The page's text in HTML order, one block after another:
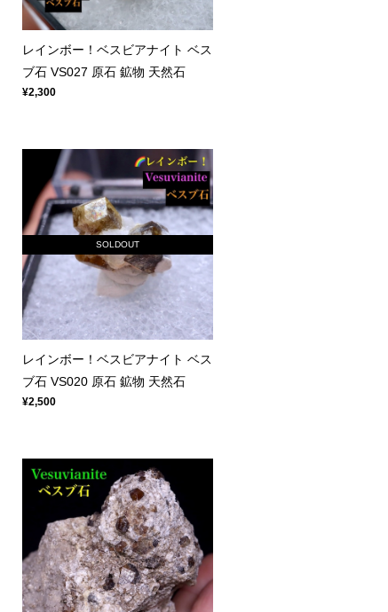
レインボー！ベスビアナイト ベス
ブ石 VS027 原石 鉱物 天然石
¥2,300
SOLDOUT
レインボー！ベスビアナイト ベス
ブ石 VS020 原石 鉱物 天然石
¥2,500